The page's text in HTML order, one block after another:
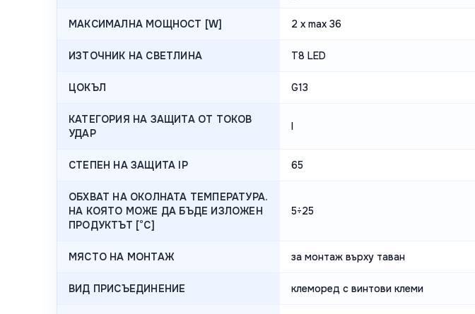
МАКСИМАЛНА МОЩНОСТ [W] 2 x max 36
ИЗТОЧНИК НА СВЕТЛИНА T8 LED
ЦОКЪЛ G13
КАТЕГОРИЯ НА ЗАЩИТА ОТ ТОКОВ
УДАР
I
СТЕПЕН НА ЗАЩИТА IP 65
ОБХВАТ НА ОКОЛНАТА ТЕМПЕРАТУРА.
НА КОЯТО МОЖЕ ДА БЪДЕ ИЗЛОЖЕН
ПРОДУКТЪТ [°C]
5÷25
МЯСТО НА МОНТАЖ за монтаж върху таван
ВИД ПРИСЪЕДИНЕНИЕ клеморед с винтови клеми